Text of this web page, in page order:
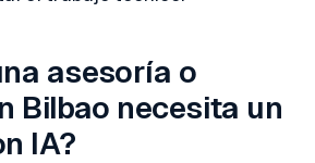
asesoría o
Bilbao necesita un
IA?